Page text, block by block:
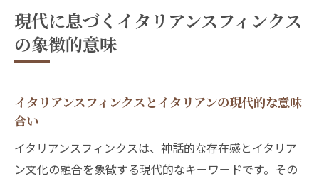
現代に息づくイタリアンスフィンクス
の象徴的意味
イタリアンスフィンクスとイタリアンの現代的な意味
合い
イタリアンスフィンクスは、神話的な存在感とイタリア
ン文化の融合を象徴する現代的なキーワードです。その